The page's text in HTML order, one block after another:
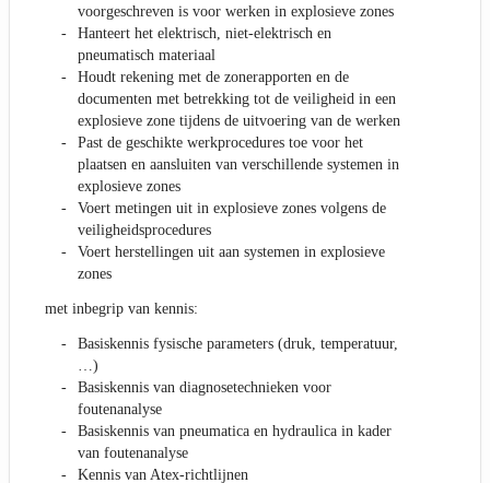
voorgeschreven is voor werken in explosieve zones
Hanteert het elektrisch, niet-elektrisch en
pneumatisch materiaal
Houdt rekening met de zonerapporten en de
documenten met betrekking tot de veiligheid in een
explosieve zone tijdens de uitvoering van de werken
Past de geschikte werkprocedures toe voor het
plaatsen en aansluiten van verschillende systemen in
explosieve zones
Voert metingen uit in explosieve zones volgens de
veiligheidsprocedures
Voert herstellingen uit aan systemen in explosieve
zones
met inbegrip van kennis:
Basiskennis fysische parameters (druk, temperatuur,
…)
Basiskennis van diagnosetechnieken voor
foutenanalyse
Basiskennis van pneumatica en hydraulica in kader
van foutenanalyse
Kennis van Atex-richtlijnen